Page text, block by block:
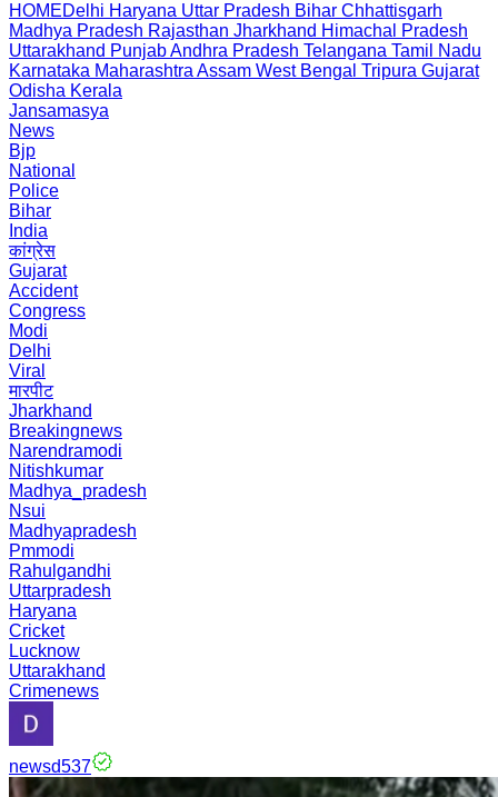
HOMEDelhi Haryana Uttar Pradesh Bihar Chhattisgarh
Madhya Pradesh Rajasthan Jharkhand Himachal Pradesh
Uttarakhand PunjabAndhra Pradesh Telangana Tamil Nadu
Karnataka Maharashtra Assam West Bengal Tripura Gujarat
Odisha Kerala
Jansamasya
News
Bjp
National
Police
Bihar
India
कांग्रेस
Gujarat
Accident
Congress
Modi
Delhi
Viral
मारपीट
Jharkhand
Breakingnews
Narendramodi
Nitishkumar
Madhya_pradesh
Nsui
Madhyapradesh
Pmmodi
Rahulgandhi
Uttarpradesh
Haryana
Cricket
Lucknow
Uttarakhand
Crimenews
newsd537